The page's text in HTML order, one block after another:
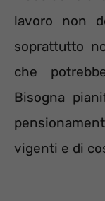
lavoro non
soprattutto
che
Bisogna
vigenti e di